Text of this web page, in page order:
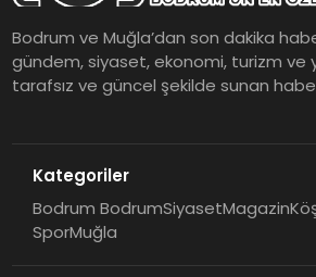
Bodrum ve Muğla’dan son dakika
gündem, siyaset, ekonomi, turizm ve
tarafsız ve güncel şekilde sunan
Kategoriler
Bodrum BodrumSiyasetMagazin
SporMuğla